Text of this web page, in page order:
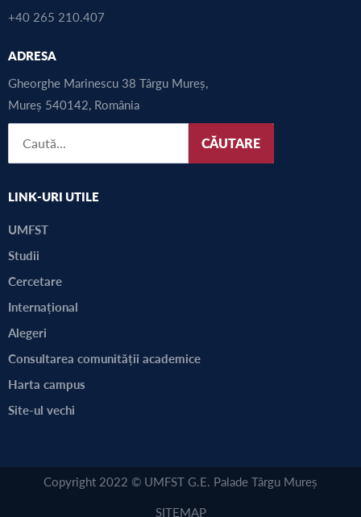
+40 265 210.407
ADRESA
Gheorghe Marinescu 38 Târgu Mureș,
Mureș 540142, România
CĂUTARE
LINK-URI UTILE
UMFST
Studii
Cercetare
Internațional
Alegeri
Consultarea comunității academice
Harta campus
Site-ul vechi
Copyright 2022 © UMFST G.E. Palade Târgu Mureș
SITEMAP